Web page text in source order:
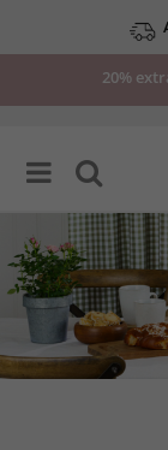
20%